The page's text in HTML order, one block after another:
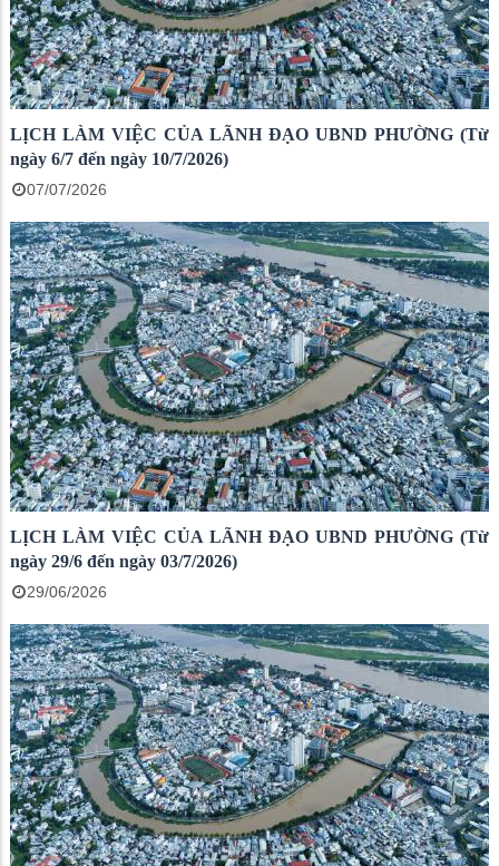
LỊCH LÀM VIỆC CỦA LÃNH ĐẠO UBND PHƯỜNG (Từ
ngày 6/7 đến ngày 10/7/2026)
07/07/2026
LỊCH LÀM VIỆC CỦA LÃNH ĐẠO UBND PHƯỜNG (Từ
ngày 29/6 đến ngày 03/7/2026)
29/06/2026